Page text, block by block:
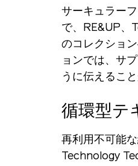
サーキュラー
で、RE&UP、
のコレクショ
ョンでは、サ
うに伝えるこ
循環型テ
再利用不可能
Technology